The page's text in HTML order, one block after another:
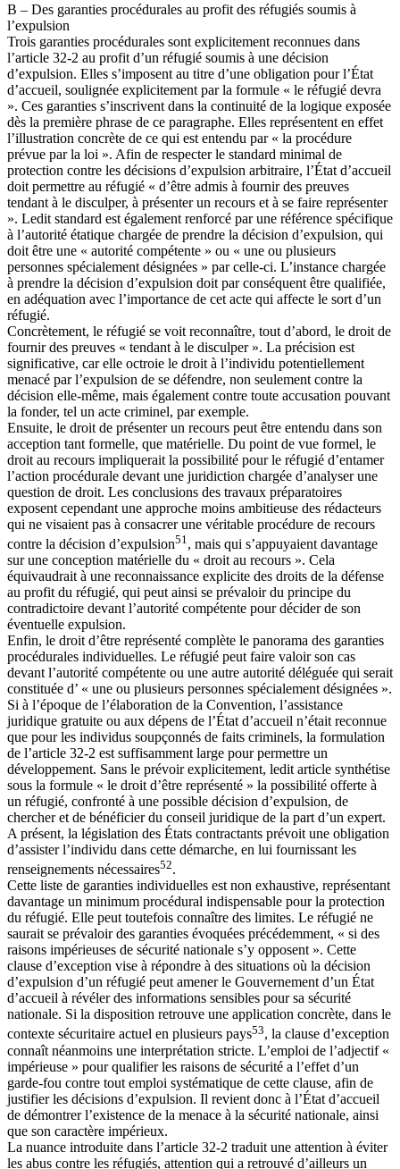
B – Des garanties procédurales au profit des réfugiés soumis à
l’expulsion
Trois garanties procédurales sont explicitement reconnues dans
l’article 32-2 au profit d’un réfugié soumis à une décision
d’expulsion. Elles s’imposent au titre d’une obligation pour l’État
d’accueil, soulignée explicitement par la formule « le réfugié devra
». Ces garanties s’inscrivent dans la continuité de la logique exposée
dès la première phrase de ce paragraphe. Elles représentent en effet
l’illustration concrète de ce qui est entendu par « la procédure
prévue par la loi ». Afin de respecter le standard minimal de
protection contre les décisions d’expulsion arbitraire, l’État d’accueil
doit permettre au réfugié « d’être admis à fournir des preuves
tendant à le disculper, à présenter un recours et à se faire représenter
». Ledit standard est également renforcé par une référence spécifique
à l’autorité étatique chargée de prendre la décision d’expulsion, qui
doit être une « autorité compétente » ou « une ou plusieurs
personnes spécialement désignées » par celle-ci. L’instance chargée
à prendre la décision d’expulsion doit par conséquent être qualifiée,
en adéquation avec l’importance de cet acte qui affecte le sort d’un
réfugié.
Concrètement, le réfugié se voit reconnaître, tout d’abord, le droit de
fournir des preuves « tendant à le disculper ». La précision est
significative, car elle octroie le droit à l’individu potentiellement
menacé par l’expulsion de se défendre, non seulement contre la
décision elle-même, mais également contre toute accusation pouvant
la fonder, tel un acte criminel, par exemple.
Ensuite, le droit de présenter un recours peut être entendu dans son
acception tant formelle, que matérielle. Du point de vue formel, le
droit au recours impliquerait la possibilité pour le réfugié d’entamer
l’action procédurale devant une juridiction chargée d’analyser une
question de droit. Les conclusions des travaux préparatoires
exposent cependant une approche moins ambitieuse des rédacteurs
qui ne visaient pas à consacrer une véritable procédure de recours
contre la décision d’expulsion51 , mais qui s’appuyaient davantage
sur une conception matérielle du « droit au recours ». Cela
équivaudrait à une reconnaissance explicite des droits de la défense
au profit du réfugié, qui peut ainsi se prévaloir du principe du
contradictoire devant l’autorité compétente pour décider de son
éventuelle expulsion.
Enfin, le droit d’être représenté complète le panorama des garanties
procédurales individuelles. Le réfugié peut faire valoir son cas
devant l’autorité compétente ou une autre autorité déléguée qui serait
constituée d’ « une ou plusieurs personnes spécialement désignées ».
Si à l’époque de l’élaboration de la Convention, l’assistance
juridique gratuite ou aux dépens de l’État d’accueil n’était reconnue
que pour les individus soupçonnés de faits criminels, la formulation
de l’article 32-2 est suffisamment large pour permettre un
développement. Sans le prévoir explicitement, ledit article synthétise
sous la formule « le droit d’être représenté » la possibilité offerte à
un réfugié, confronté à une possible décision d’expulsion, de
chercher et de bénéficier du conseil juridique de la part d’un expert.
A présent, la législation des États contractants prévoit une obligation
d’assister l’individu dans cette démarche, en lui fournissant les
renseignements nécessaires52.
Cette liste de garanties individuelles est non exhaustive, représentant
davantage un minimum procédural indispensable pour la protection
du réfugié. Elle peut toutefois connaître des limites. Le réfugié ne
saurait se prévaloir des garanties évoquées précédemment, « si des
raisons impérieuses de sécurité nationale s’y opposent ». Cette
clause d’exception vise à répondre à des situations où la décision
d’expulsion d’un réfugié peut amener le Gouvernement d’un État
d’accueil à révéler des informations sensibles pour sa sécurité
nationale. Si la disposition retrouve une application concrète, dans le
contexte sécuritaire actuel en plusieurs pays53, la clause d’exception
connaît néanmoins une interprétation stricte. L’emploi de l’adjectif «
impérieuse » pour qualifier les raisons de sécurité a l’effet d’un
garde-fou contre tout emploi systématique de cette clause, afin de
justifier les décisions d’expulsion. Il revient donc à l’État d’accueil
de démontrer l’existence de la menace à la sécurité nationale, ainsi
que son caractère impérieux.
La nuance introduite dans l’article 32-2 traduit une attention à éviter
les abus contre les réfugiés, attention qui a retrouvé d’ailleurs un